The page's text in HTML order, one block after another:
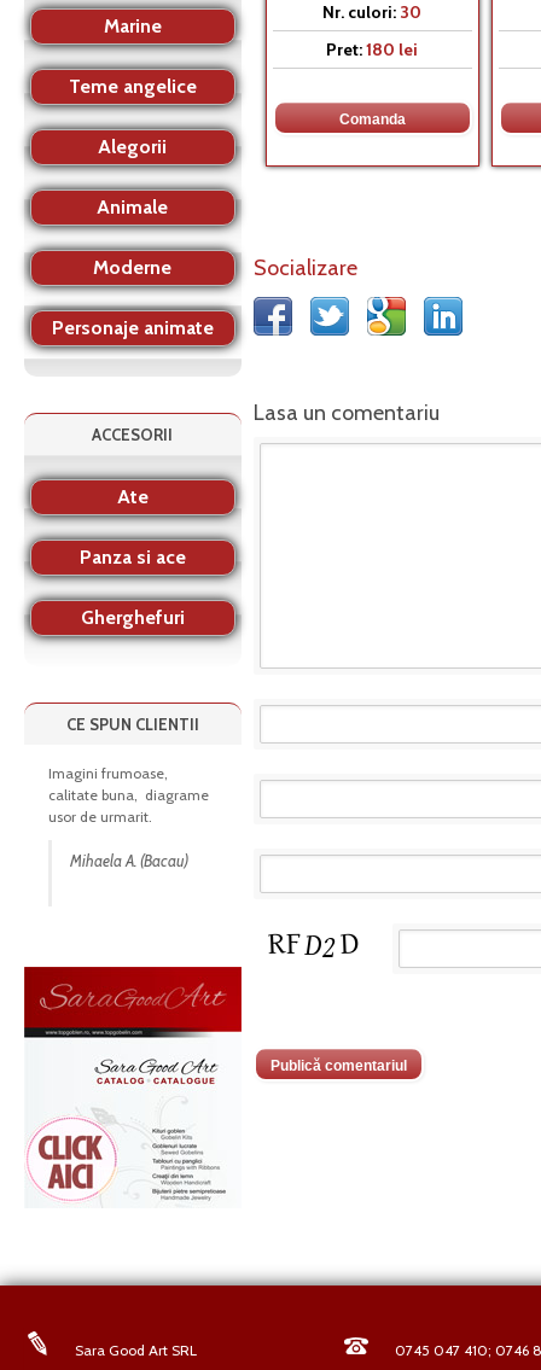
Nr. culori: 30
Pret:180 lei
Socializare
Lasa un comentariu
Marine
Teme angelice
Alegorii
Animale
Moderne
Personaje animate
ACCESORII
Ate
Panza si ace
Gherghefuri
CE SPUN CLIENTII
Imagini frumoase,
calitate buna, diagrame
usor de urmarit.
Mihaela A. (Bacau)
Sara Good Art SRL 0745 047 410; 0746